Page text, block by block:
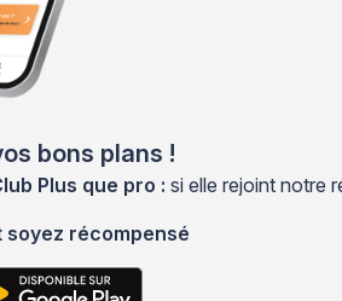
bons plans !
Plus que pro : si elle rejoint notre
soyez récompensé